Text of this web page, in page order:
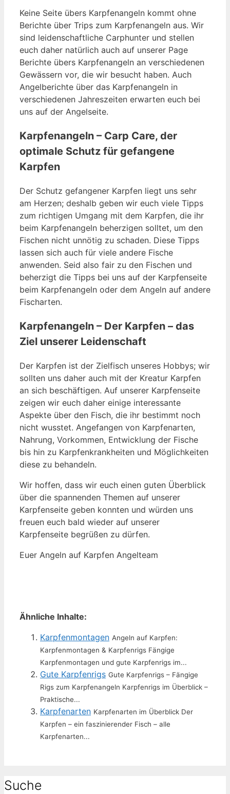
Keine Seite übers Karpfenangeln kommt ohne
Berichte über Trips zum Karpfenangeln aus. Wir
sind leidenschaftliche Carphunter und stellen
euch daher natürlich auch auf unserer Page
Berichte übers Karpfenangeln an verschiedenen
Gewässern vor, die wir besucht haben. Auch
Angelberichte über das Karpfenangeln in
verschiedenen Jahreszeiten erwarten euch bei
uns auf der Angelseite.
Karpfenangeln – Carp Care, der
optimale Schutz für gefangene
Karpfen
Der Schutz gefangener Karpfen liegt uns sehr
am Herzen; deshalb geben wir euch viele Tipps
zum richtigen Umgang mit dem Karpfen, die ihr
beim Karpfenangeln beherzigen solltet, um den
Fischen nicht unnötig zu schaden. Diese Tipps
lassen sich auch für viele andere Fische
anwenden. Seid also fair zu den Fischen und
beherzigt die Tipps bei uns auf der Karpfenseite
beim Karpfenangeln oder dem Angeln auf andere
Fischarten.
Karpfenangeln – Der Karpfen – das
Ziel unserer Leidenschaft
Der Karpfen ist der Zielfisch unseres Hobbys; wir
sollten uns daher auch mit der Kreatur Karpfen
an sich beschäftigen. Auf unserer Karpfenseite
zeigen wir euch daher einige interessante
Aspekte über den Fisch, die ihr bestimmt noch
nicht wusstet. Angefangen von Karpfenarten,
Nahrung, Vorkommen, Entwicklung der Fische
bis hin zu Karpfenkrankheiten und Möglichkeiten
diese zu behandeln.
Wir hoffen, dass wir euch einen guten Überblick
über die spannenden Themen auf unserer
Karpfenseite geben konnten und würden uns
freuen euch bald wieder auf unserer
Karpfenseite begrüßen zu dürfen.
Euer Angeln auf Karpfen Angelteam
Ähnliche Inhalte:
Karpfenmontagen Angeln auf Karpfen:
Karpfenmontagen & Karpfenrigs Fängige
Karpfenmontagen und gute Karpfenrigs im...
Gute Karpfenrigs Gute Karpfenrigs – Fängige
Rigs zum Karpfenangeln Karpfenrigs im Überblick –
Praktische...
Karpfenarten Karpfenarten im Überblick Der
Karpfen – ein faszinierender Fisch – alle
Karpfenarten...
Suche